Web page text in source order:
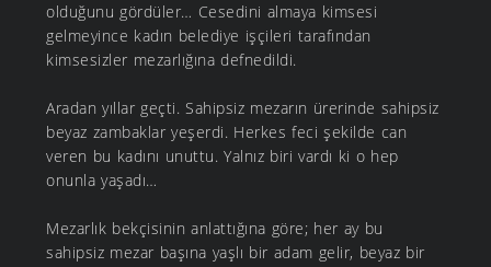
olduğunu gördüler… Cesedini almaya kimsesi
gelmeyince kadın belediye işçileri tarafından
kimsesizler mezarlığına defnedildi.
Aradan yıllar geçti. Sahipsiz mezarın ürerinde sahipsiz
beyaz zambaklar yeşerdi. Herkes feci şekilde can
veren bu kadını unuttu. Yalnız biri vardı ki o hep
onunla yaşadı…
Mezarlık bekçisinin anlattığına göre; her ay bu
sahipsiz mezar başına yaşlı bir adam gelir, beyaz bir